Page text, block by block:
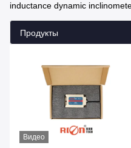
]
inductance dynamic
Продукты
Видео